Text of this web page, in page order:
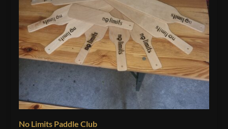
No Limits Paddle Club